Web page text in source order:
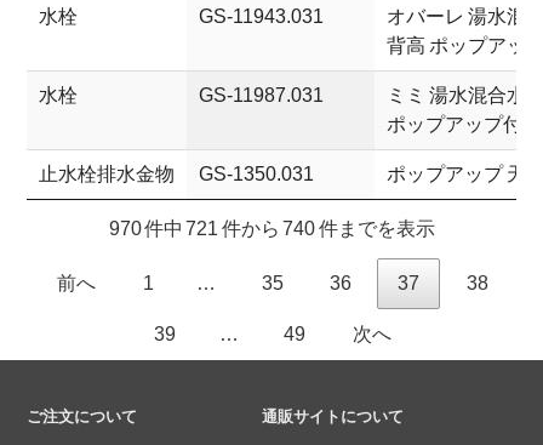
水栓 GS-11943.031
オバーレ 湯水混
背高 ポップアッ
水栓 GS-11987.031
ミミ 湯水混合水
ポップアップ付属
止水栓排水金物 GS-1350.031 ポップアップ 天
970 件中 721 件から 740 件までを表示
前へ 1 … 35 36 37 38
39 … 49 次へ
ご注文について 通販サイトについて